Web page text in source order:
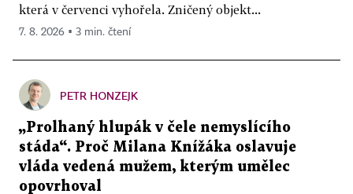
která v červenci vyhořela. Zničený objekt...
7. 8. 2026 ▪ 3 min. čtení
PETR HONZEJK
„Prolhaný hlupák v čele nemyslícího
stáda“. Proč Milana Knížáka oslavuje
vláda vedená mužem, kterým umělec
opovrhoval